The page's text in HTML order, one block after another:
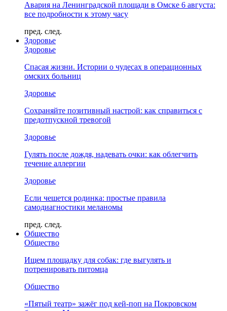
Авария на Ленинградской площади в Омске 6 августа:
все подробности к этому часу
пред. след.
Здоровье
Здоровье
Спасая жизни. Истории о чудесах в операционных
омских больниц
Здоровье
Сохраняйте позитивный настрой: как справиться с
предотпускной тревогой
Здоровье
Гулять после дождя, надевать очки: как облегчить
течение аллергии
Здоровье
Если чешется родинка: простые правила
самодиагностики меланомы
пред. след.
Общество
Общество
Ищем площадку для собак: где выгулять и
потренировать питомца
Общество
«Пятый театр» зажёг под кей-поп на Покровском